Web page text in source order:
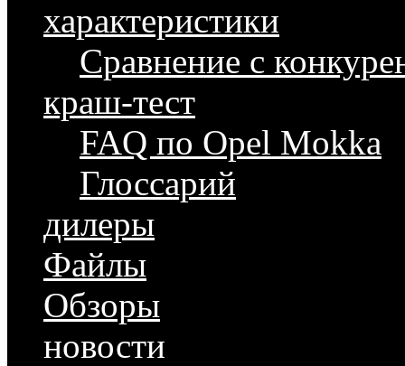
характеристики
Сравнение с
краш-тест
FAQ по Opel Mokka
Глоссарий
дилеры
Файлы
Обзоры
новости